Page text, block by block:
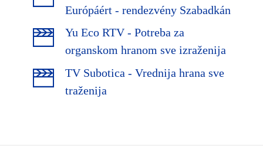
Európáért - rendezvény Szabadkán
Yu Eco RTV - Potreba za
organskom hranom sve izraženija
TV Subotica - Vrednija hrana sve
traženija